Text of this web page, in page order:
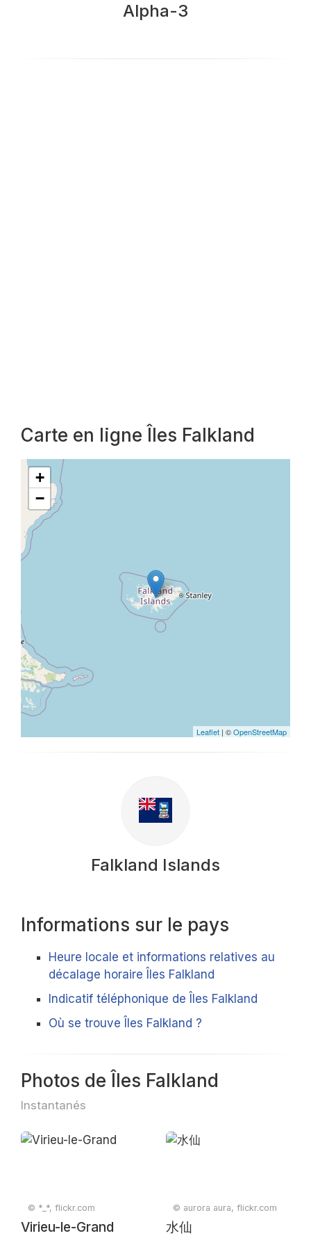
Alpha-3
Carte en ligne Îles Falkland
+
−
Leaflet | ©OpenStreetMap
Falkland Islands
Informations sur le pays
Heure locale et informations relatives au
décalage horaire Îles Falkland
Indicatif téléphonique de Îles Falkland
Où se trouve Îles Falkland ?
Photos de Îles Falkland
Instantanés
© *_*, flickr.com
Virieu-le-Grand
© aurora aura, flickr.com
水仙